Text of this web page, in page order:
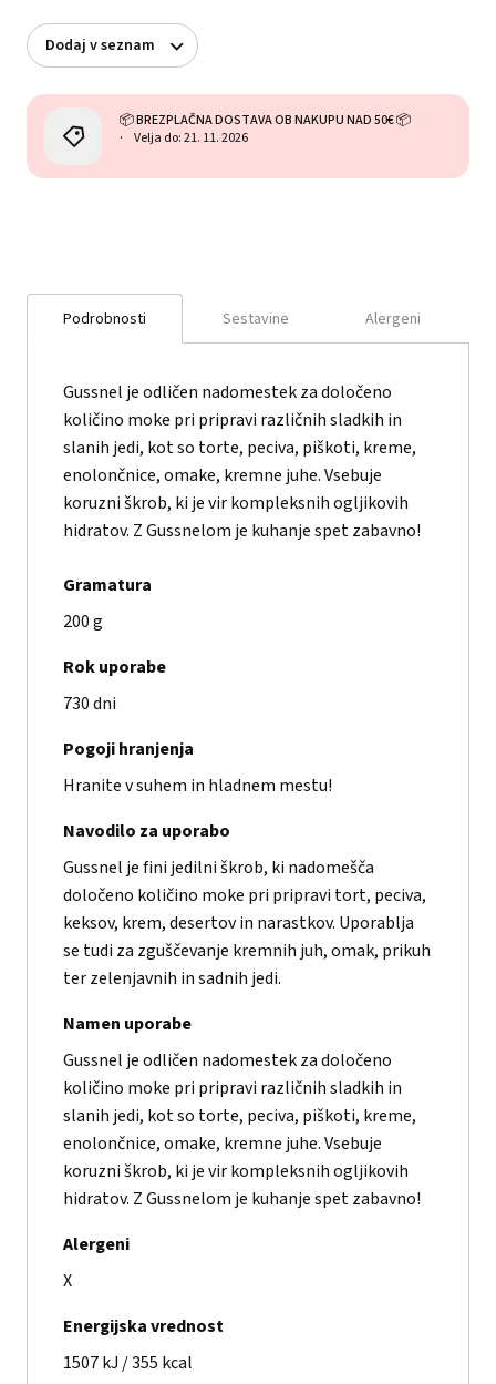
Dodaj v seznam
📦 BREZPLAČNA DOSTAVA OB NAKUPU NAD 50€ 📦
Velja do: 21. 11. 2026
Podrobnosti Sestavine Alergeni
Gussnel je odličen nadomestek za določeno
količino moke pri pripravi različnih sladkih in
slanih jedi, kot so torte, peciva, piškoti, kreme,
enolončnice, omake, kremne juhe. Vsebuje
koruzni škrob, ki je vir kompleksnih ogljikovih
hidratov. Z Gussnelom je kuhanje spet zabavno!
Gramatura
200 g
Rok uporabe
730 dni
Pogoji hranjenja
Hranite v suhem in hladnem mestu!
Navodilo za uporabo
Gussnel je fini jedilni škrob, ki nadomešča
določeno količino moke pri pripravi tort, peciva,
keksov, krem, desertov in narastkov. Uporablja
se tudi za zguščevanje kremnih juh, omak, prikuh
ter zelenjavnih in sadnih jedi.
Namen uporabe
Gussnel je odličen nadomestek za določeno
količino moke pri pripravi različnih sladkih in
slanih jedi, kot so torte, peciva, piškoti, kreme,
enolončnice, omake, kremne juhe. Vsebuje
koruzni škrob, ki je vir kompleksnih ogljikovih
hidratov. Z Gussnelom je kuhanje spet zabavno!
Alergeni
X
Energijska vrednost
1507 kJ / 355 kcal